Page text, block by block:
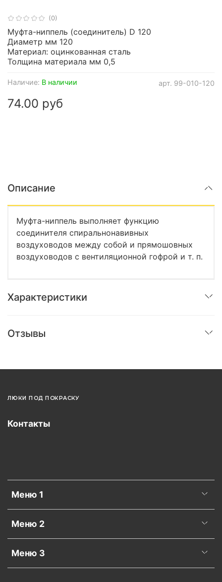
(0)
арт. 99-010-120
Наличие: В наличии
74.00 руб
Муфта-ниппель (соединитель) D 120
Диаметр мм 120
Материал: оцинкованная сталь
Толщина материала мм 0,5
Описание
Муфта-ниппель выполняет функцию
соединителя спиральнонавивных
воздуховодов между собой и прямошовных
воздуховодов с вентиляционной гофрой и т. п.
Характеристики
Отзывы
ЛЮКИ ПОД ПОКРАСКУ
Меню 1
Меню 2
Меню 3
Контакты